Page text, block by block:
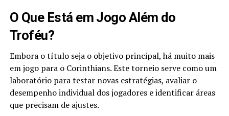
O Que Está em Jogo Além do
Troféu?
Embora o título seja o objetivo principal, há muito mais
em jogo para o Corinthians. Este torneio serve como um
laboratório para testar novas estratégias, avaliar o
desempenho individual dos jogadores e identificar áreas
que precisam de ajustes.